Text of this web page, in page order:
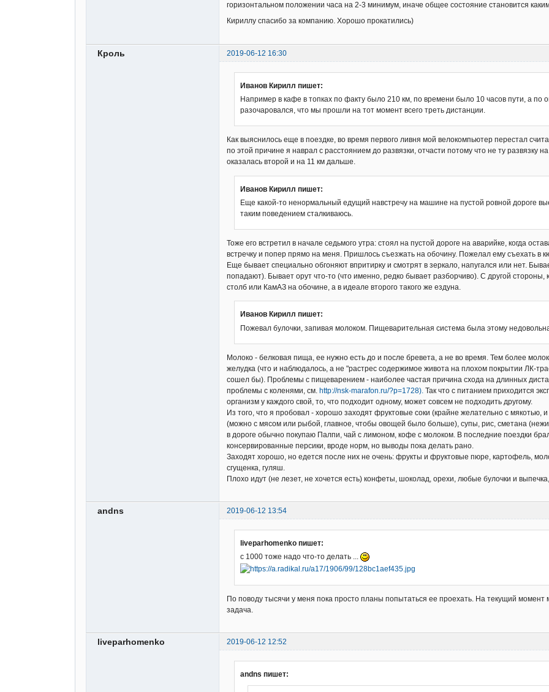
горизонтальном положении часа на 2-3 минимум, иначе общее состояние становится
Кириллу спасибо за компанию. Хорошо прокатились)
Кроль 2019-06-12 16:30
Иванов Кирилл пишет:
Например в кафе в топках по факту было 210 км, по времени было 10 часов пути, а
разочаровался, что мы прошли на тот момент всего треть дистанции.
Как выяснилось еще в поездке, во время первого ливня мой велокомпьютер перестал
по этой причине я наврал с расстоянием до развязки, отчасти потому что не ту развязку
оказалась второй и на 11 км дальше.
Иванов Кирилл пишет:
Еще какой-то ненормальный едущий навстречу на машине на пустой ровной дороге
таким поведением сталкиваюсь.
Тоже его встретил в начале седьмого утра: стоял на пустой дороге на аварийке, когда
встречку и попер прямо на меня. Пришлось съезжать на обочину. Пожелал ему съехать в
Еще бывает специально обгоняют впритирку и смотрят в зеркало, напугался или нет.
попадают). Бывает орут что-то (что именно, редко бывает разборчиво). С другой стороны,
столб или КамАЗ на обочине, а в идеале второго такого же ездуна.
Иванов Кирилл пишет:
Пожевал булочки, запивая молоком. Пищеварительная система была этому
Молоко - белковая пища, ее нужно есть до и после бревета, а не во время. Тем более
желудка (что и наблюдалось, а не "растрес содержимое живота на плохом покрытии ЛК-
сошел бы). Проблемы с пищеварением - наиболее частая причина схода на длинных
проблемы с коленями, см. http://nsk-marafon.ru/?p=1728). Так что с питанием приходится
организм у каждого свой, то, что подходит одному, может совсем не подходить другому.
Из того, что я пробовал - хорошо заходят фруктовые соки (крайне желательно с
(можно с мясом или рыбой, главное, чтобы овощей было больше), супы, рис, сметана
в дороге обычно покупаю Палпи, чай с лимоном, кофе с молоком. В последние поездки
консервированные персики, вроде норм, но выводы пока делать рано.
Заходят хорошо, но едется после них не очень: фрукты и фруктовые пюре, картофель,
сгущенка, гуляш.
Плохо идут (не лезет, не хочется есть) конфеты, шоколад, орехи, любые булочки и
andns 2019-06-12 13:54
liveparhomenko пишет:
с 1000 тоже надо что-то делать ...
По поводу тысячи у меня пока просто планы попытаться ее проехать. На текущий
задача.
liveparhomenko 2019-06-12 12:52
andns пишет: